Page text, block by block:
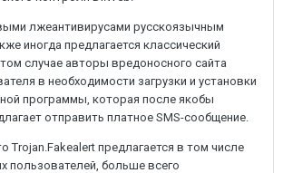
лжеантивирусами русскоязычным
иногда предлагается классический
случае авторы вредоносного сайта
в необходимости загрузки и установки
программы, которая после якобы
отправить платное SMS-сообщение.
Trojan.Fakealert предлагается в том числе
пользователей, больше всего